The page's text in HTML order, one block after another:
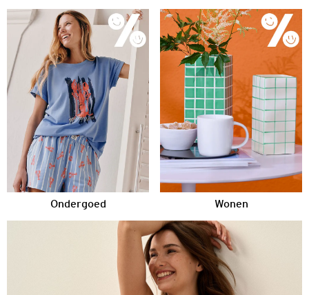
Ondergoed Wonen